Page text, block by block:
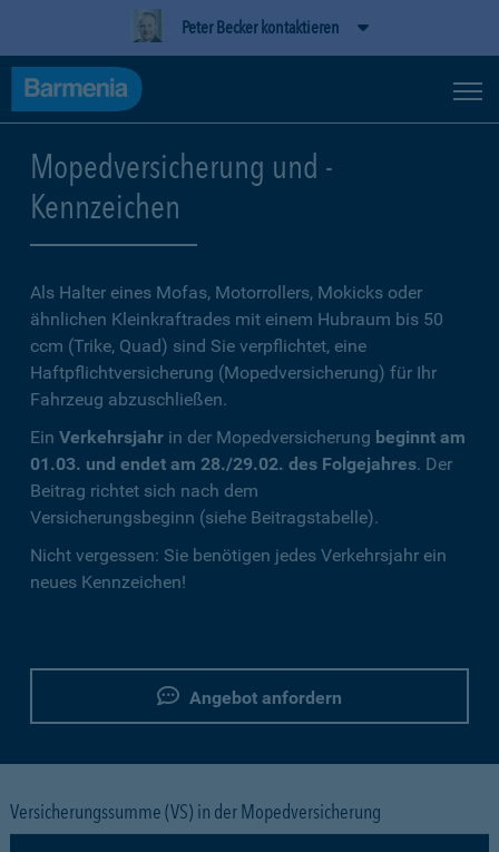
Peter Becker kontaktieren
Mopedversicherung und -
Kennzeichen
Als Halter eines Mofas, Motorrollers, Mokicks oder
ähnlichen Kleinkraftrades mit einem Hubraum bis 50
ccm (Trike, Quad) sind Sie verpflichtet, eine
Haftpflichtversicherung (Mopedversicherung) für Ihr
Fahrzeug abzuschließen.
Ein Verkehrsjahr in der Mopedversicherung beginnt am
01.03. und endet am 28./29.02. des Folgejahres. Der
Beitrag richtet sich nach dem
Versicherungsbeginn (siehe Beitragstabelle).
Nicht vergessen: Sie benötigen jedes Verkehrsjahr ein
neues Kennzeichen!
Angebot anfordern
Versicherungssumme (VS) in der Mopedversicherung